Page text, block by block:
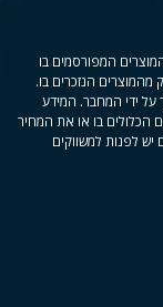
המפורסמים בו
הנזכרים בו.
על ידי המחבר. המידע
הכלולים בו או את המחיר
יש לפנות למשווקים